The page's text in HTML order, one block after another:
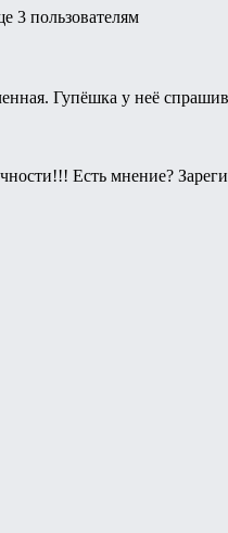
3 пользователям
Гупёшка у неё
Есть мнение?